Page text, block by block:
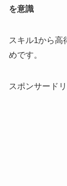
を意識
スキル1から高
めです。
スポンサード